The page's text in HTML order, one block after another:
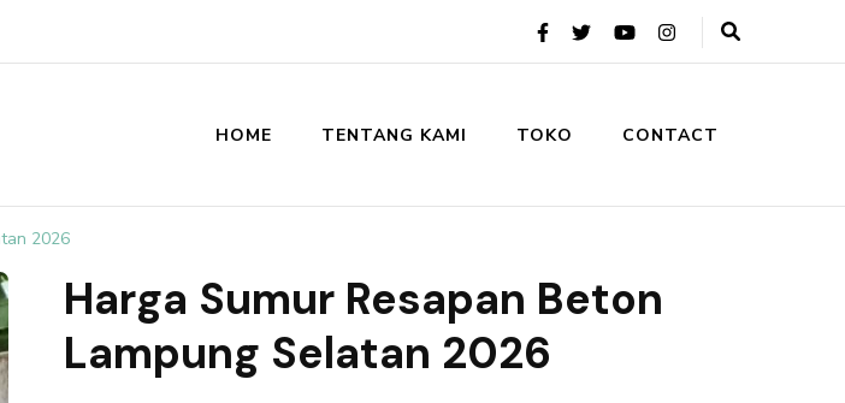
HOME TENTANG KAMI TOKO CONTACT
2026
Harga Sumur Resapan Beton
Lampung Selatan 2026